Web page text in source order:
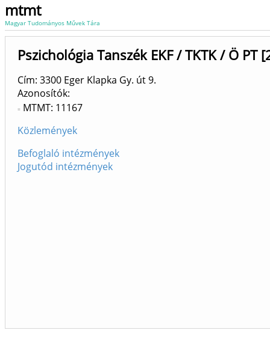
mtmt
Magyar Tudományos Művek Tára
Pszichológia Tanszék EKF / TKTK / Ö PT
Cím: 3300 Eger Klapka Gy. út 9.
Azonosítók
MTMT: 11167
Közlemények
Befoglaló intézmények
Jogutód intézmények